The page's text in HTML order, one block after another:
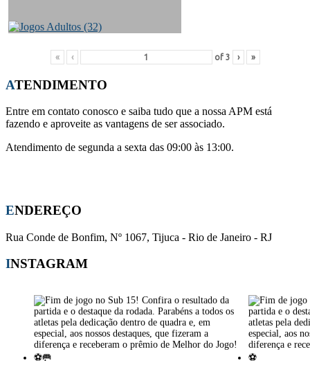
« ‹ of 3 › »
ATENDIMENTO
Entre em contato conosco e saiba tudo que a nossa APM está
fazendo e aproveite as vantagens de ser associado.
Atendimento de segunda a sexta das 09:00 às 13:00.
ENDEREÇO
Rua Conde de Bonfim, Nº 1067, Tijuca - Rio de Janeiro - RJ
INSTAGRAM